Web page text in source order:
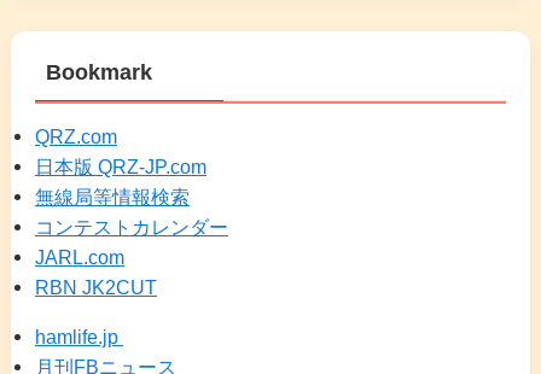
Bookmark
QRZ.com
日本版 QRZ-JP.com
無線局等情報検索
コンテストカレンダー
JARL.com
RBN JK2CUT
hamlife.jp
月刊FBニュース